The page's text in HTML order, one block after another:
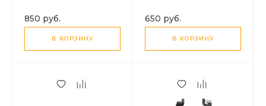
кабеля, белый
850 руб.
В КОРЗИНУ
INCELL, JK
650 руб.
В КОРЗИНУ